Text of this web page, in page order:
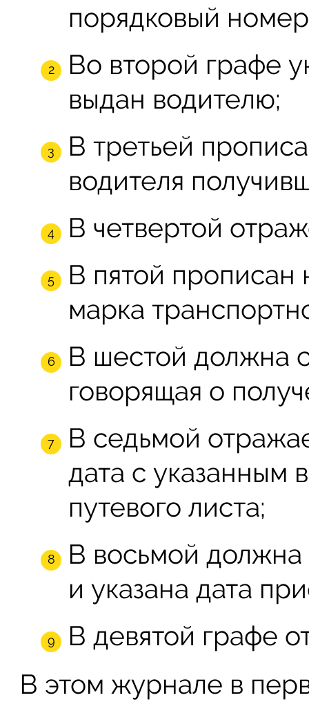
порядковый
Во второй графе
выдан водителю;
В третьей
водителя
В четвертой
В пятой
марка
В шестой должна
говорящая о
В седьмой
дата с указанным
путевого листа;
В восьмой должна
и указана дата
В девятой графе
В этом журнале в